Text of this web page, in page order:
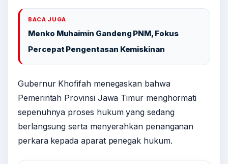
BACA JUGA
Menko Muhaimin Gandeng PNM, Fokus
Percepat Pengentasan Kemiskinan
Gubernur Khofifah menegaskan bahwa
Pemerintah Provinsi Jawa Timur menghormati
sepenuhnya proses hukum yang sedang
berlangsung serta menyerahkan penanganan
perkara kepada aparat penegak hukum.